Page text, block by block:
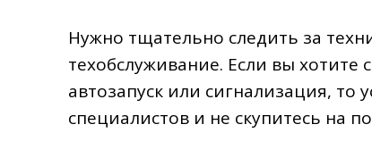
Нужно тщательно следить за
техобслуживание. Если вы хотите
автозапуск или сигнализация, то
специалистов и не скупитесь на